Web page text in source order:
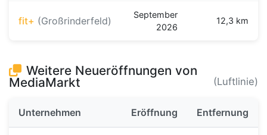
fit+ (Großrinderfeld)
September
2026
12,3 km
Weitere Neueröffnungen von
MediaMarkt
(Luftlinie)
Unternehmen Eröffnung Entfernung